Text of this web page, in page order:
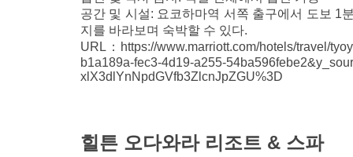
공간 및 시설: 요코하마역 서쪽 출구에서 도보 1
지를 바라보며 숙박할 수 있다.
URL：https://www.marriott.com/hotels/travel/
b1a189a-fec3-4d19-a255-
xlX3dlYnNpdGVfb3ZlcnJpZGU%3D
힐튼 오다와라 리조트 & 스파